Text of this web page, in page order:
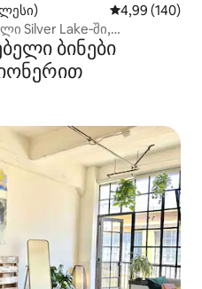
საშუალო
4,99 (140)
Silver Lake‑ში,
ბინები